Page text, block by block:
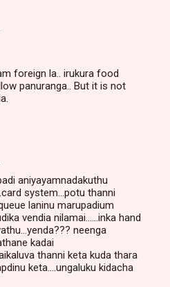
foreign la.. irukura food
panuranga.. But it is not
aniyayamnadakuthu
system...potu thanni
laninu marupadium
vendia nilamai......inka hand
neenga
kadai
thanni keta kuda thara
keta....ungaluku kidacha